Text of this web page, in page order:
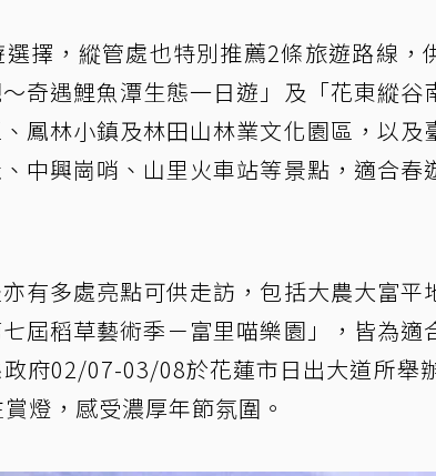
擇，縱管處也特別推薦2條旅遊路線，
奇遇鯉魚潭生態一日遊」及「花東縱谷
鳳林小鎮及林田山林業文化園區，以及
中興崗哨、山里火車站等景點，適合春
有多處亮點可供走訪，包括大農大富平
屆稻草藝術季－富里喵樂園」，皆為適
府02/07-03/08於花蓮市日出大道所舉
燈，感受濃厚年節氛圍。